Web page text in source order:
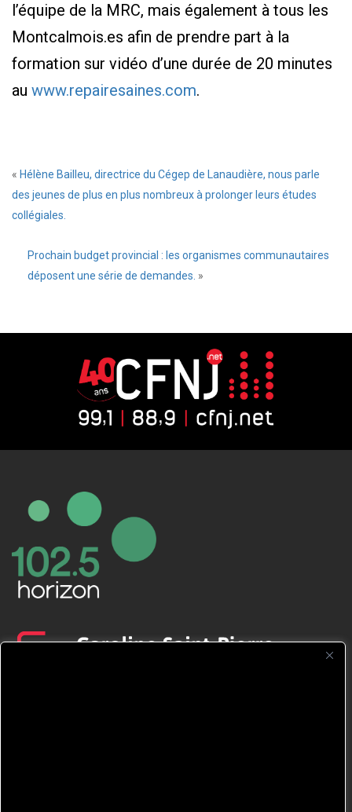
l’équipe de la MRC, mais également à tous les
Montcalmois.es afin de prendre part à la
formation sur vidéo d’une durée de 20 minutes
au www.repairesaines.com.
« Hélène Bailleu, directrice du Cégep de Lanaudière, nous parle
des jeunes de plus en plus nombreux à prolonger leurs études
collégiales.
Prochain budget provincial : les organismes communautaires
déposent une série de demandes. »